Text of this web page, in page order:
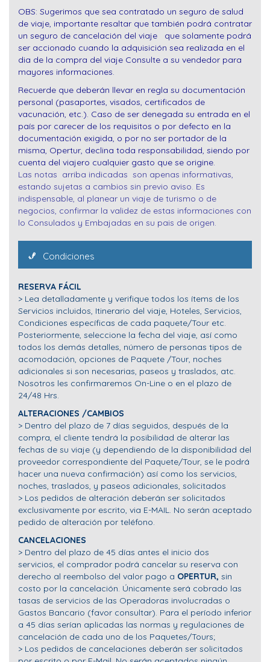
OBS: Sugerimos que sea contratado un seguro de salud
de viaje, importante resaltar que también podrá contratar
un seguro de cancelación del viaje que solamente podrá
ser accionado cuando la adquisición sea realizada en el
dia de la compra del viaje Consulte a su vendedor para
mayores informaciones.
Recuerde que deberán llevar en regla su documentación
personal (pasaportes, visados, certificados de
vacunación, etc.). Caso de ser denegada su entrada en el
país por carecer de los requisitos o por defecto en la
documentación exigida, o por no ser portador de la
misma, Opertur, declina toda responsabilidad, siendo por
cuenta del viajero cualquier gasto que se origine.
Las notas arriba indicadas son apenas informativas,
estando sujetas a cambios sin previo aviso. Es
indispensable, al planear un viaje de turismo o de
negocios, confirmar la validez de estas informaciones con
lo Consulados y Embajadas en su pais de origen.
Condiciones
RESERVA FÁCIL
> Lea detalladamente y verifique todos los ítems de los
Servicios incluidos, Itinerario del viaje, Hoteles, Servicios,
Condiciones específicas de cada paquete/Tour etc.
Posteriormente, seleccione la fecha del viaje, así como
todos los demás detalles, número de personas tipos de
acomodación, opciones de Paquete /Tour, noches
adicionales si son necesarias, paseos y traslados, atc.
Nosotros les confirmaremos On-Line o en el plazo de
24/48 Hrs.
ALTERACIONES /CAMBIOS
> Dentro del plazo de 7 días seguidos, después de la
compra, el cliente tendrá la posibilidad de alterar las
fechas de su viaje (y dependiendo de la disponibilidad del
proveedor correspondiente del Paquete/Tour, se le podrá
hacer una nueva confirmación) así como los servicios,
noches, traslados, y paseos adicionales, solicitados
> Los pedidos de alteración deberán ser solicitados
exclusivamente por escrito, via E-MAIL. No serán aceptado
pedido de alteración por teléfono.
CANCELACIONES
> Dentro del plazo de 45 días antes el inicio dos
servicios, el comprador podrá cancelar su reserva con
derecho al reembolso del valor pago a OPERTUR, sin
costo por la cancelación. Únicamente será cobrado las
tasas de servicios de las Operadoras involucradas o
Gastos Bancario (favor consultar). Para el período inferior
a 45 días serían aplicadas las normas y regulaciones de
cancelación de cada uno de los Paquetes/Tours;
> Los pedidos de cancelaciones deberán ser solicitados